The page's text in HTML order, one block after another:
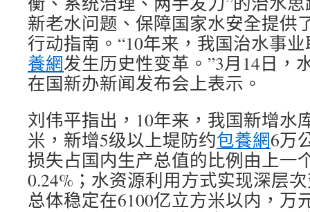
新老水问题、保障国家水安全提供
行动指南。“10年来，我国治水事
養網发生历史性变革。”3月14日，
在国新办新闻发布会上表示。
刘伟平指出，10年来，我国新增水
米，新增5级以上堤防约包養網6万
损失占国内生产总值的比例由上一
0.24%；水资源利用方式实现深层
总体稳定在6100亿立方米以内，万